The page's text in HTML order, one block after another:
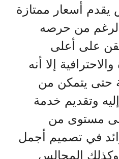
يقدم أسعار ممتازة
من حرصه
على أعلى
إلا أنه
حتى يتمكن من
وتقديم خدمة
مستوى من
في تصميم أجمل
المجالس